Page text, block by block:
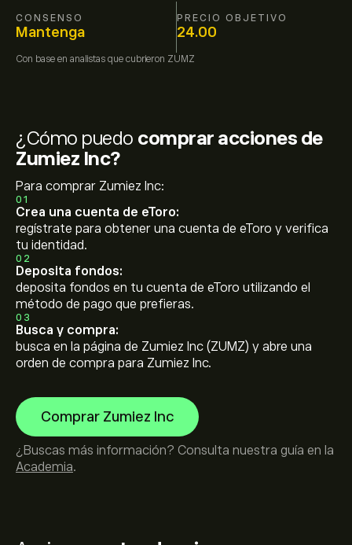
CONSENSO
Mantenga
PRECIO OBJETIVO
24.00
Con base en analistas que cubrieron ZUMZ
¿Cómo puedo comprar acciones de
Zumiez Inc?
Para comprar Zumiez Inc:
01
Crea una cuenta de eToro:
regístrate para obtener una cuenta de eToro y verifica
tu identidad.
02
Deposita fondos:
deposita fondos en tu cuenta de eToro utilizando el
método de pago que prefieras.
03
Busca y compra:
busca en la página de Zumiez Inc (ZUMZ) y abre una
orden de compra para Zumiez Inc.
Comprar Zumiez Inc
¿Buscas más información? Consulta nuestra guía en la
Academia.